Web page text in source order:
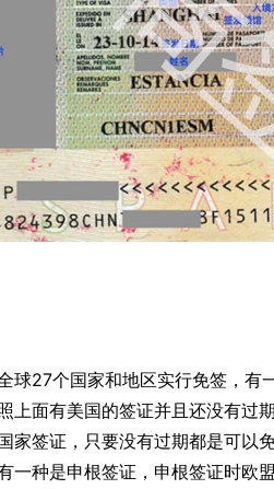
球27个国家和地区实行免签，有
上面有美国的签证并且还没有过
家签证，只要没有过期都是可以
一种是申根签证，申根签证时欧